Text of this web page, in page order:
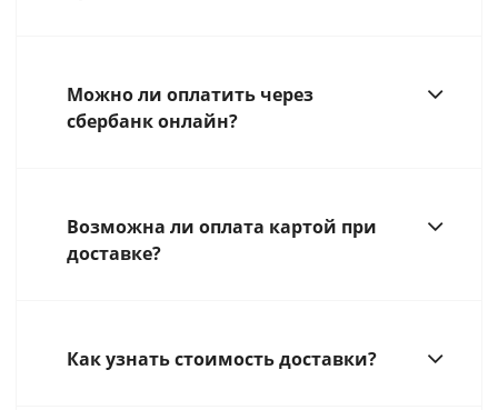
Можно ли оплатить через
сбербанк онлайн?
Возможна ли оплата картой при
доставке?
Как узнать стоимость доставки?